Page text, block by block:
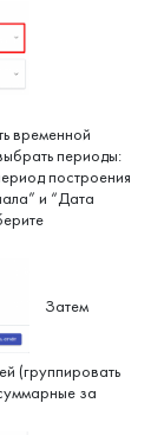
временной
периоды:
построения
и “Дата
Затем
(группировать
за